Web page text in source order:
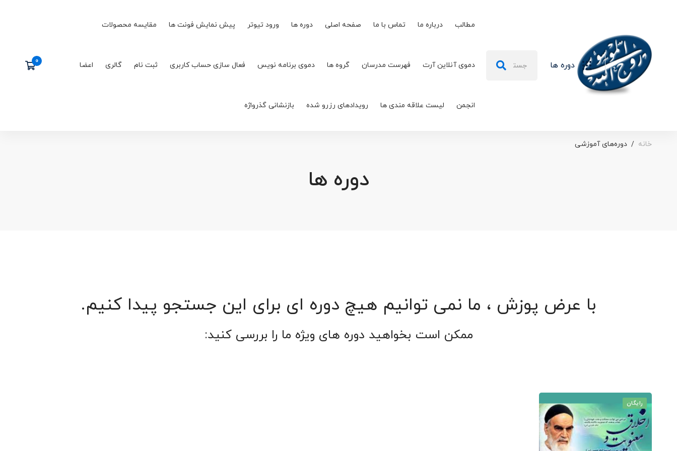
دوره ها
برای:
مطالب درباره ما تماس با ما صفحه اصلی دوره ها ورود تیوتر پیش نمایش فونت ها مقایسه محصولات
دموی آنلاین آرت فهرست مدرسان گروه ها دموی برنامه نویس فعال سازی حساب کاربری ثبت نام گالری اعضا
انجمن لیست علاقه مندی ها رویدادهای رزرو شده بازنشانی گذرواژه
خانه دوره‌های آموزشی
دوره ها
با عرض پوزش ، ما نمی توانیم هیچ دوره ای برای این جستجو پیدا کنیم.
ممکن است بخواهید دوره های ویژه ما را بررسی کنید:
رایگان